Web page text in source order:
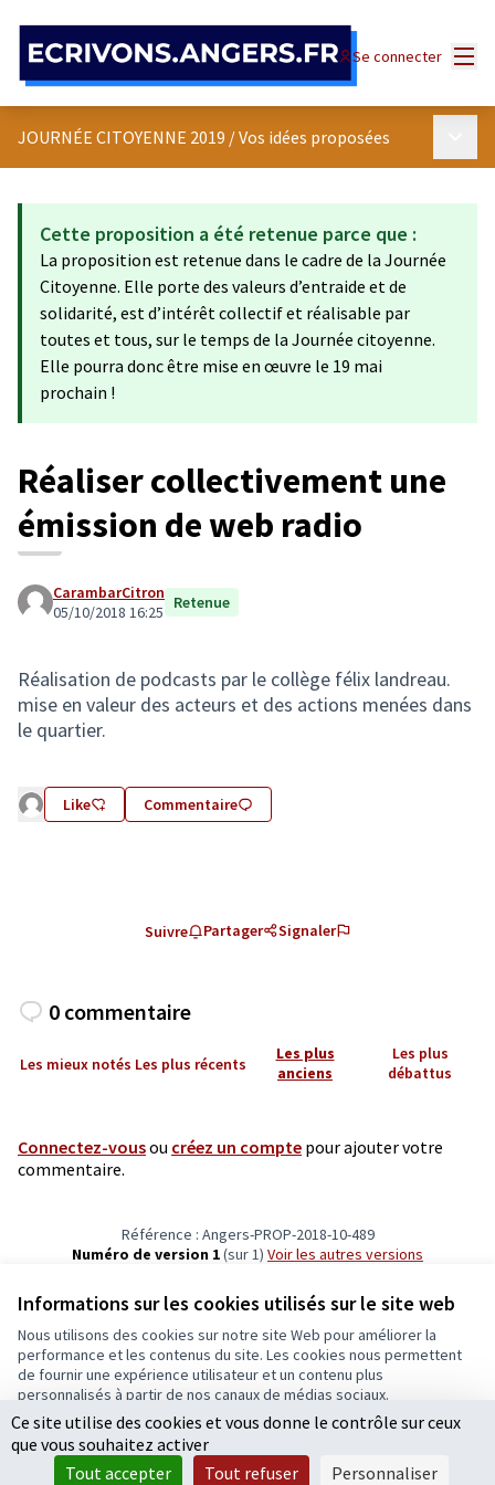
Informations sur les cookies utilisés sur le site web
Nous utilisons des cookies sur notre site Web pour améliorer la
performance et les contenus du site. Les cookies nous permettent
de fournir une expérience utilisateur et un contenu plus
personnalisés à partir de nos canaux de médias sociaux.
Tout accepter
Accepter seulement les cookies essentiels
Se connecter
JOURNÉE CITOYENNE 2019 /Vos idées proposées
Cette proposition a été retenue parce que :
La proposition est retenue dans le cadre de la Journée
Citoyenne. Elle porte des valeurs d’entraide et de
solidarité, est d’intérêt collectif et réalisable par
toutes et tous, sur le temps de la Journée citoyenne.
Elle pourra donc être mise en œuvre le 19 mai
prochain !
Réaliser collectivement une
émission de web radio
CarambarCitron
05/10/2018 16:25
Retenue
Réalisation de podcasts par le collège félix landreau.
mise en valeur des acteurs et des actions menées dans
le quartier.
Like Commentaire
Suivre Partager Signaler
0 commentaire
Les mieux notés Les plus récents
Les plus
anciens
Les plus
débattus
Connectez-vousou créez un compte pour ajouter votre
commentaire.
Référence : Angers-PROP-2018-10-489
Numéro de version 1(sur 1)
voir les autres versions
Conditions d'utilisation
Paramètres des cookies
Ecrivons Angers sur X
(Lien externe)
Ecrivons Angers sur Facebook
(Lien externe)
Licence
(Lien
Ce site utilise des cookies et vous donne le contrôle sur ceux
que vous souhaitez activer
Tout accepter
Tout refuser Personnaliser